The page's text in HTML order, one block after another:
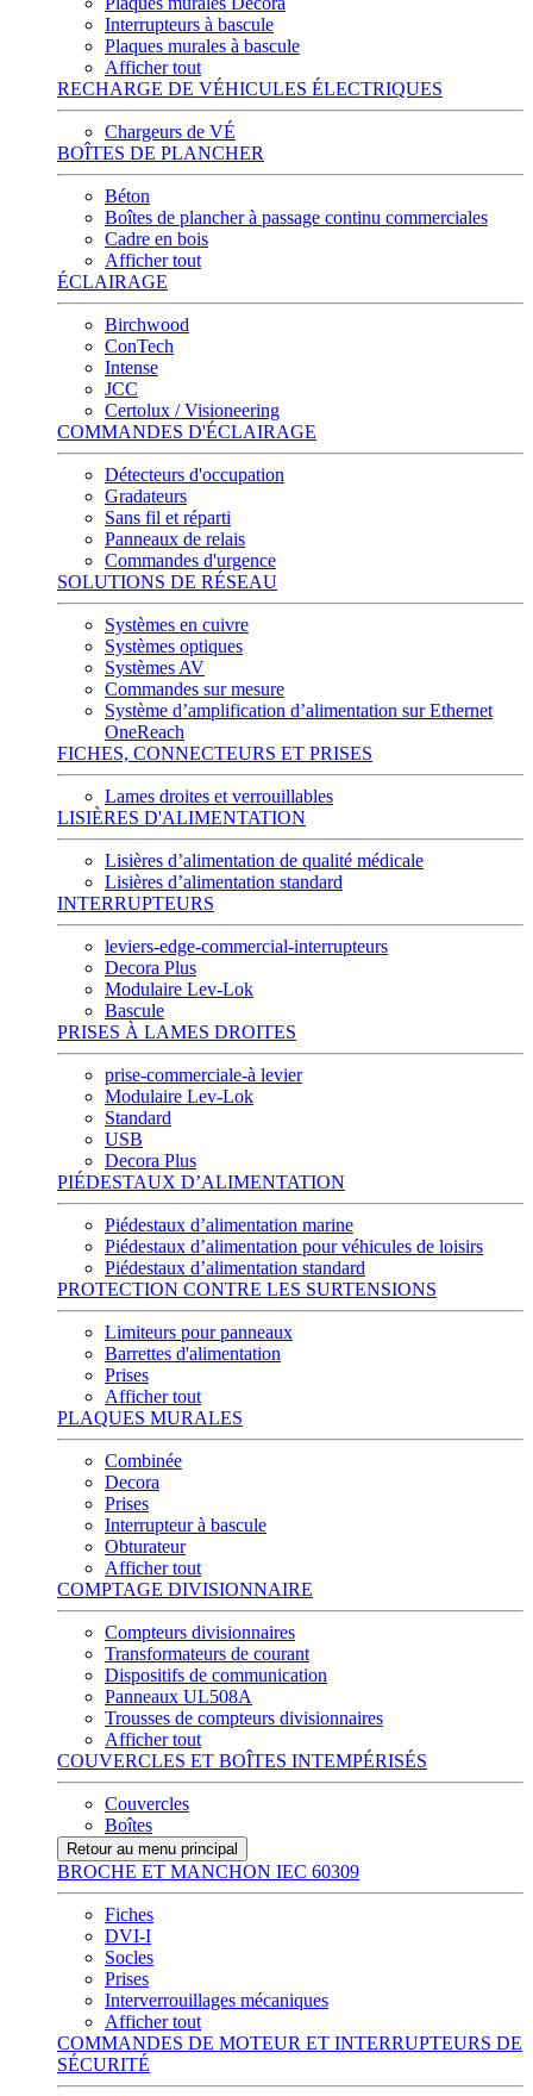
Interrupteurs à bascule
Plaques murales à bascule
Afficher tout
RECHARGE DE VÉHICULES ÉLECTRIQUES
Chargeurs de VÉ
BOÎTES DE PLANCHER
Béton
Boîtes de plancher à passage continu commerciales
Cadre en bois
Afficher tout
ÉCLAIRAGE
Birchwood
ConTech
Intense
JCC
Certolux / Visioneering
COMMANDES D'ÉCLAIRAGE
Détecteurs d'occupation
Gradateurs
Sans fil et réparti
Panneaux de relais
Commandes d'urgence
SOLUTIONS DE RÉSEAU
Systèmes en cuivre
Systèmes optiques
Systèmes AV
Commandes sur mesure
Système d’amplification d’alimentation sur Ethernet
OneReach
FICHES, CONNECTEURS ET PRISES
Lames droites et verrouillables
LISIÈRES D'ALIMENTATION
Lisières d’alimentation de qualité médicale
Lisières d’alimentation standard
INTERRUPTEURS
leviers-edge-commercial-interrupteurs
Decora Plus
Modulaire Lev-Lok
Bascule
PRISES À LAMES DROITES
prise-commerciale-à levier
Modulaire Lev-Lok
Standard
USB
Decora Plus
PIÉDESTAUX D’ALIMENTATION
Piédestaux d’alimentation marine
Piédestaux d’alimentation pour véhicules de loisirs
Piédestaux d’alimentation standard
PROTECTION CONTRE LES SURTENSIONS
Limiteurs pour panneaux
Barrettes d'alimentation
Prises
Afficher tout
PLAQUES MURALES
Combinée
Decora
Prises
Interrupteur à bascule
Obturateur
Afficher tout
COMPTAGE DIVISIONNAIRE
Compteurs divisionnaires
Transformateurs de courant
Dispositifs de communication
Panneaux UL508A
Trousses de compteurs divisionnaires
Afficher tout
COUVERCLES ET BOÎTES INTEMPÉRISÉS
Couvercles
Boîtes
Retour au menu principal
BROCHE ET MANCHON IEC 60309
Fiches
DVI-I
Socles
Prises
Interverrouillages mécaniques
Afficher tout
COMMANDES DE MOTEUR ET INTERRUPTEURS DE
SÉCURITÉ